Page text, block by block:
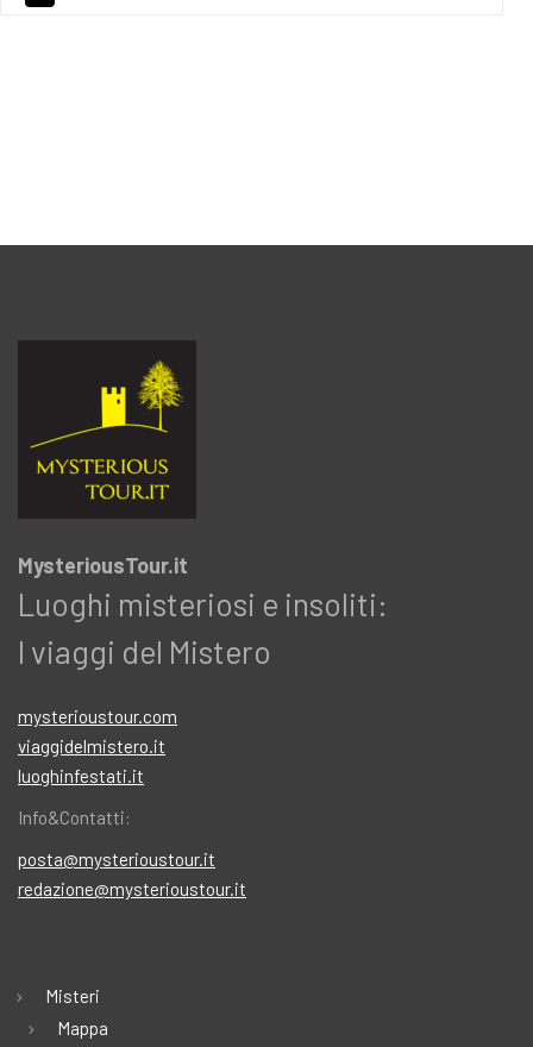
MysteriousTour.it
Luoghi misteriosi e insoliti:
I viaggi del Mistero
mysterioustour.com
viaggidelmistero.it
luoghinfestati.it
Info&Contatti:
posta@mysterioustour.it
redazione@mysterioustour.it
Misteri
Mappa